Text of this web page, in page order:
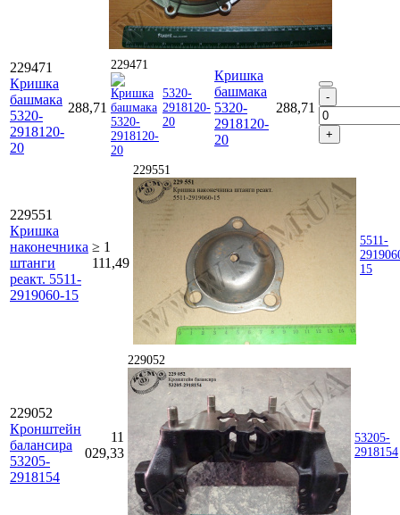
229471
Кришка
башмака
5320-
2918120-
20
288,71
229471
5320-
2918120-
20
Кришка
башмака
5320-
2918120-
20
288,71
229551
Кришка
наконечника
штанги
реакт. 5511-
2919060-15
≥ 1
111,49
229551
5511-
15
229052
Кронштейн
балансира
53205-
2918154
11
029,33
229052
53205-
2918154